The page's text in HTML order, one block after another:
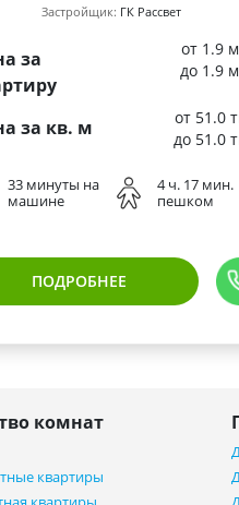
Застройщик: ГК Рассвет
за
от 1.9
до 1.9
за кв. м
от 51.0
до 51.0
33 минуты на
машине
4 ч. 17 мин.
пешком
ПОДРОБНЕЕ
комнат
квартиры